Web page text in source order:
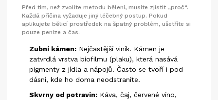
Před tím, než zvolíte metodu bělení, musíte zjistit „proč“.
Každá příčina vyžaduje jiný léčebný postup. Pokud
aplikujete bělicí prostředek na špatný problém, ušetříte si
pouze peníze a čas.
Zubní kámen: Nejčastější viník. Kámen je
zatvrdlá vrstva biofilmu (plaku), která nasává
pigmenty z jídla a nápojů. Často se tvoří i pod
dásní, kde ho doma neodstraníte.
Skvrny od potravin: Káva, čaj, červené víno,